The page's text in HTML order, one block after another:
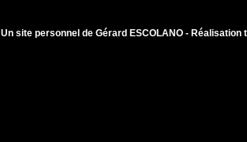
Un site personnel de Gérard ESCOLANO -